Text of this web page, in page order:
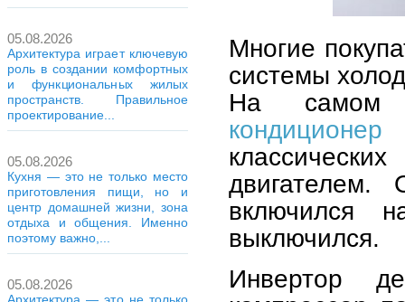
05.08.2026
Архитектура играет ключевую
роль в создании комфортных
и функциональных жилых
пространств. Правильное
проектирование...
05.08.2026
Кухня — это не только место
приготовления пищи, но и
центр домашней жизни, зона
отдыха и общения. Именно
поэтому важно,...
05.08.2026
Многие
системы
На
кондиционер
двигателем.
включился
выключился.
Инвертор